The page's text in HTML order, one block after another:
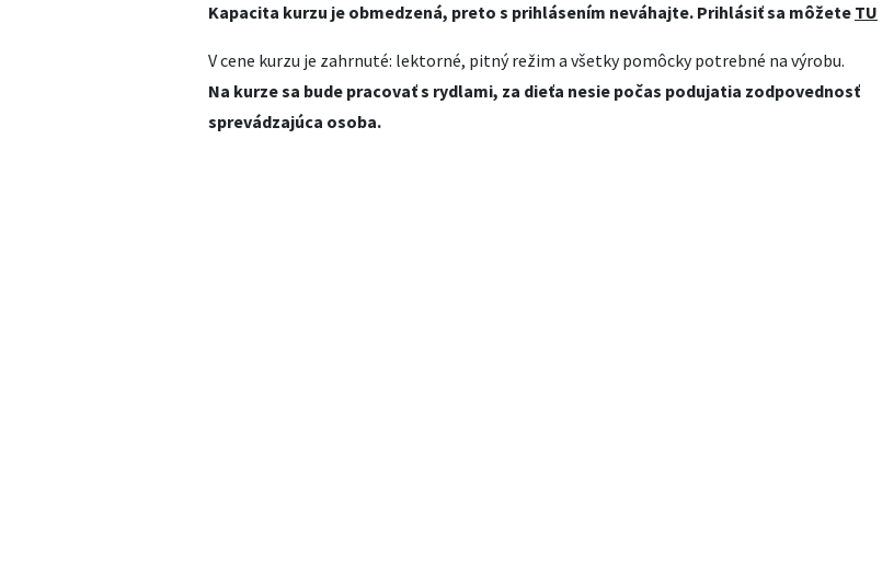
Kapacita kurzu je obmedzená, preto s prihlásením neváhajte. Prihlásiť sa môžete TU
V cene kurzu je zahrnuté: lektorné, pitný režim a všetky pomôcky potrebné na výrobu.
Na kurze sa bude pracovať s rydlami, za dieťa nesie počas podujatia zodpovednosť
sprevádzajúca osoba.